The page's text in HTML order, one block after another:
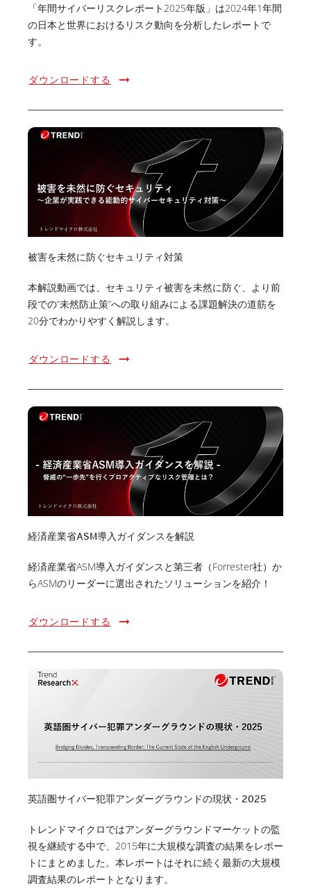
「年間サイバーリスクレポート2025年版」は2024年1年間
の日本と世界におけるリスク動向を分析したレポートで
す。
ダウンロードする
被害を未然に防ぐセキュリティ対策
本解説動画では、セキュリティ被害を未然に防ぐ、より前
段での“未然防止策”への取り組みによる課題解決の道筋を
20分でわかりやすく解説します。
ダウンロードする
経済産業省ASM導入ガイダンスを解説
経済産業省ASM導入ガイダンスと第三者（Forrester社）か
らASMのリーダーに選出されたソリューションを紹介！
ダウンロードする
英語圏サイバー犯罪アンダーグラウンドの現状・2025
トレンドマイクロではアンダーグラウンドマーケットの監
視を継続する中で、2015年に大規模な調査の結果をレポー
トにまとめました。本レポートはそれに続く最新の大規模
調査結果のレポートとなります。